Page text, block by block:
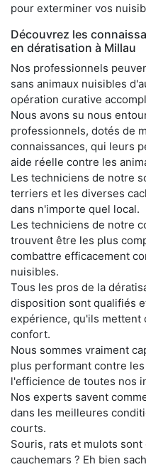
pour exterminer vos
Découvrez les
en dératisation à Millau
Nos professionnels
sans animaux nuisibles
opération curative
Nous avons su nous
professionnels, dotés de
connaissances, qui leurs
aide réelle contre les
Les techniciens de notre
terriers et les diverses
dans n'importe quel local.
Les techniciens de notre
trouvent être les plus
combattre efficacement
nuisibles.
Tous les pros de la
disposition sont qualifiés
expérience, qu'ils mettent
confort.
Nous sommes vraiment
plus performant contre
l'efficience de toutes nos
Nos experts savent
dans les meilleures
courts.
Souris, rats et mulots
cauchemars ? Eh bien